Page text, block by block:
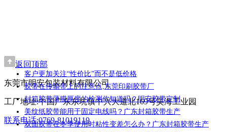
客户更加关注“性价比”而不是低价格
胶带在传输带上的注意点,东莞印刷胶带厂
封箱胶带薄膜厚度的检测你知道吗？明安胶带定制
美纹纸胶带能用于固定电线吗？广东封箱胶带生产
双面胶带在冬季使用时粘性变差怎么办？广东封箱胶带生产
返回顶部
东莞市明安包装材料有限公司
工厂地址:中国广东东坑镇中兴大道北169号昊海工业园
联系电话:0769-81019119